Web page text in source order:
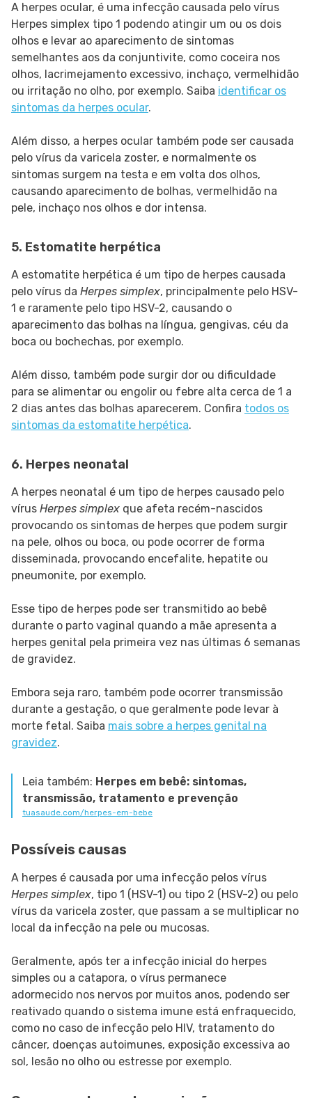
A herpes ocular, é uma infecção causada pelo vírus
Herpes simplex tipo 1 podendo atingir um ou os dois
olhos e levar ao aparecimento de sintomas
semelhantes aos da conjuntivite, como coceira nos
olhos, lacrimejamento excessivo, inchaço, vermelhidão
ou irritação no olho, por exemplo. Saiba identificar os
sintomas da herpes ocular.
Além disso, a herpes ocular também pode ser causada
pelo vírus da varicela zoster, e normalmente os
sintomas surgem na testa e em volta dos olhos,
causando aparecimento de bolhas, vermelhidão na
pele, inchaço nos olhos e dor intensa.
5. Estomatite herpética
A estomatite herpética é um tipo de herpes causada
pelo vírus da Herpes simplex, principalmente pelo HSV-
1 e raramente pelo tipo HSV-2, causando o
aparecimento das bolhas na língua, gengivas, céu da
boca ou bochechas, por exemplo.
Além disso, também pode surgir dor ou dificuldade
para se alimentar ou engolir ou febre alta cerca de 1 a
2 dias antes das bolhas aparecerem. Confira todos os
sintomas da estomatite herpética.
6. Herpes neonatal
A herpes neonatal é um tipo de herpes causado pelo
vírus Herpes simplex que afeta recém-nascidos
provocando os sintomas de herpes que podem surgir
na pele, olhos ou boca, ou pode ocorrer de forma
disseminada, provocando encefalite, hepatite ou
pneumonite, por exemplo.
Esse tipo de herpes pode ser transmitido ao bebê
durante o parto vaginal quando a mãe apresenta a
herpes genital pela primeira vez nas últimas 6 semanas
de gravidez.
Embora seja raro, também pode ocorrer transmissão
durante a gestação, o que geralmente pode levar à
morte fetal. Saiba mais sobre a herpes genital na
gravidez.
Leia também: Herpes em bebê: sintomas,
transmissão, tratamento e prevenção
tuasaude.com/herpes-em-bebe
Possíveis causas
A herpes é causada por uma infecção pelos vírus
Herpes simplex, tipo 1 (HSV-1) ou tipo 2 (HSV-2) ou pelo
vírus da varicela zoster, que passam a se multiplicar no
local da infecção na pele ou mucosas.
Geralmente, após ter a infecção inicial do herpes
simples ou a catapora, o vírus permanece
adormecido nos nervos por muitos anos, podendo ser
reativado quando o sistema imune está enfraquecido,
como no caso de infecção pelo HIV, tratamento do
câncer, doenças autoimunes, exposição excessiva ao
sol, lesão no olho ou estresse por exemplo.